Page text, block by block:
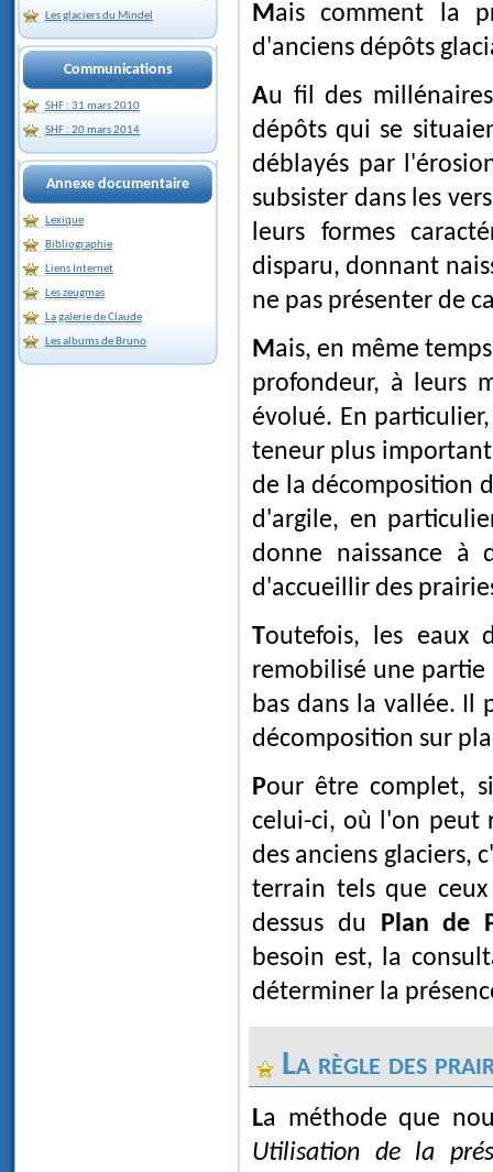
Les glaciers du Mindel
Communications
SHF : 31 mars 2010
SHF : 20 mars 2014
Annexe documentaire
Lexique
Bibliographie
Liens Internet
Les zeugmas
La galerie de Claude
Les albums de Bruno
Mais comment la présence de prairies ou de champs cultivés sur
d'anciens dépôts
Au fil des millénaires qui ont suivi le retrait des glaciers, ceux de ces
dépôts qui se
déblayés par
subsister dans les
leurs formes
disparu, donnant
ne pas présenter de
Mais, en même temps, l'érosion chimique s'est attaquée, en surface et en
profondeur, à leurs
évolué. En
teneur plus
de la décomposition
d'argile, en
donne naissance à
d'accueillir des
Toutefois, les eaux de ruissellement postglaciaires ont fréquemment
remobilisé une partie
bas dans la vallée. Il
décomposition sur
Pour être complet, signalons enfin qu'il existe un autre cas, très rare
celui-ci, où l'on peut
des anciens glaciers,
terrain tels que
dessus du Plan de
besoin est, la
déterminer la
La règle des
La méthode que
Utilisation de la